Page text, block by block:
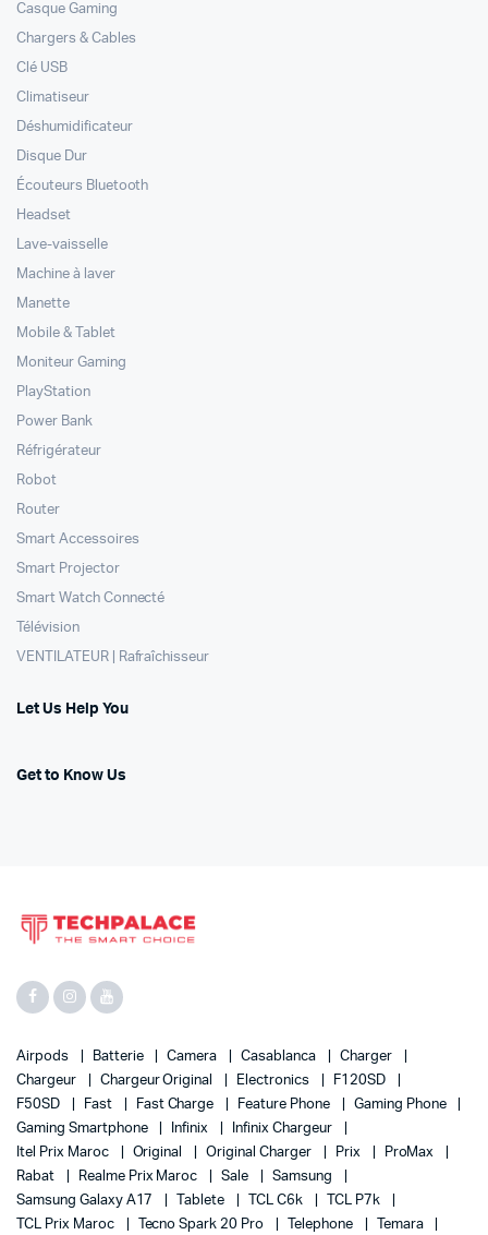
Casque Gaming
Chargers & Cables
Clé USB
Climatiseur
Déshumidificateur
Disque Dur
Écouteurs Bluetooth
Headset
Lave-vaisselle
Machine à laver
Manette
Mobile & Tablet
Moniteur Gaming
PlayStation
Power Bank
Réfrigérateur
Robot
Router
Smart Accessoires
Smart Projector
Smart Watch Connecté
Télévision
VENTILATEUR | Rafraîchisseur
Let Us Help You
Get to Know Us
Airpods Batterie Camera Casablanca
Charger
Chargeur
Chargeur Original Electronics
F120SD
F50SD
Fast Fast Charge Feature Phone
Gaming Phone
Gaming Smartphone
Infinix
Infinix Chargeur
Itel Prix Maroc
Original Original Charger Prix
ProMax
Rabat
Realme Prix Maroc Sale
Samsung
Samsung Galaxy A17
Tablete TCL C6k
TCL P7k
TCL Prix Maroc
Tecno Spark 20 Pro Telephone Temara